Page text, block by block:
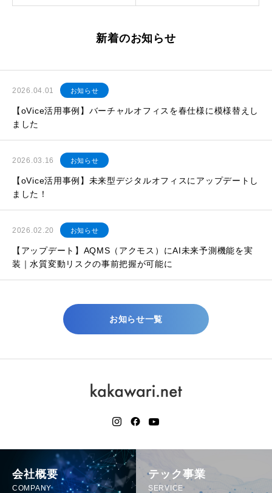
新着のお知らせ
2026.04.01 お知らせ
【oVice活用事例】バーチャルオフィスを春仕様に模様替えし
ました
2026.03.16 お知らせ
【oVice活用事例】未来型デジタルオフィスにアップデートし
ました！
2026.02.20 お知らせ
【アップデート】AQMS（アクモス）にAI未来予測機能を実
装｜水質変動リスクの事前把握が可能に
お知らせ一覧
会社概要
COMPANY
テック事業
SERVICE